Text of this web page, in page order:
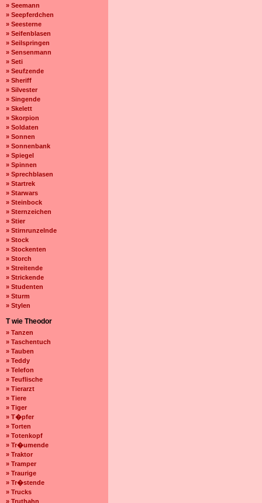
» Seemann
» Seepferdchen
» Seesterne
» Seifenblasen
» Seilspringen
» Sensenmann
» Seti
» Seufzende
» Sheriff
» Silvester
» Singende
» Skelett
» Skorpion
» Soldaten
» Sonnen
» Sonnenbank
» Spiegel
» Spinnen
» Sprechblasen
» Startrek
» Starwars
» Steinbock
» Sternzeichen
» Stier
» Stirnrunzelnde
» Stock
» Stockenten
» Storch
» Streitende
» Strickende
» Studenten
» Sturm
» Stylen
T wie Theodor
» Tanzen
» Taschentuch
» Tauben
» Teddy
» Telefon
» Teuflische
» Tierarzt
» Tiere
» Tiger
» T�pfer
» Torten
» Totenkopf
» Tr�umende
» Traktor
» Tramper
» Traurige
» Tr�stende
» Trucks
» Truthahn